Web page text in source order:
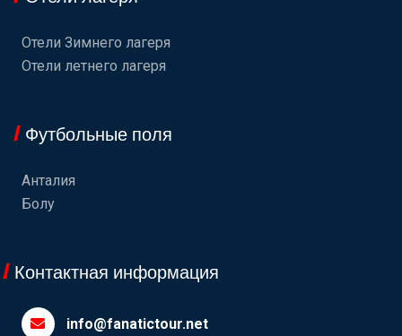
Отели Зимнего лагеря
Отели летнего лагеря
Футбольные поля
Анталия
Болу
Контактная информация
info@fanatictour.net